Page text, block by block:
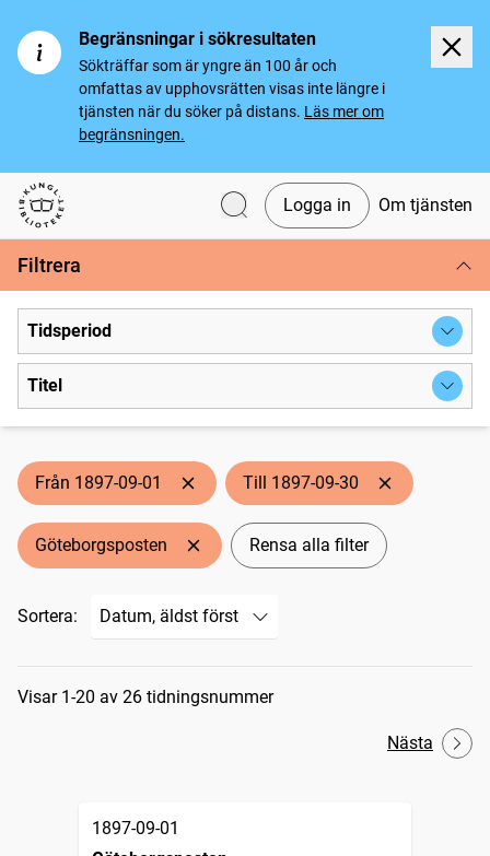
Begränsningar i sökresultaten
Sökträffar som är yngre än 100 år och
omfattas av upphovsrätten visas inte längre i
tjänsten när du söker på distans. Läs mer om
begränsningen.
Svenska tidningar
Logga in Om tjänsten
Filtrera
Tidsperiod
Titel
Från 1897-09-01 Till 1897-09-30
Göteborgsposten Rensa alla filter
Sortera:
Sökresultat
Visar 1-20 av 26 tidningsnummer
Nästa
1897-09-01